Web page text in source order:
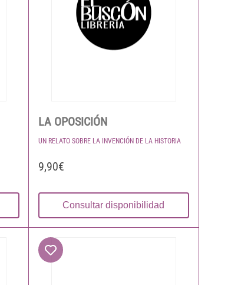
LA OPOSICIÓN
UN RELATO SOBRE LA INVENCIÓN DE LA HISTORIA
9,90€
Consultar disponibilidad